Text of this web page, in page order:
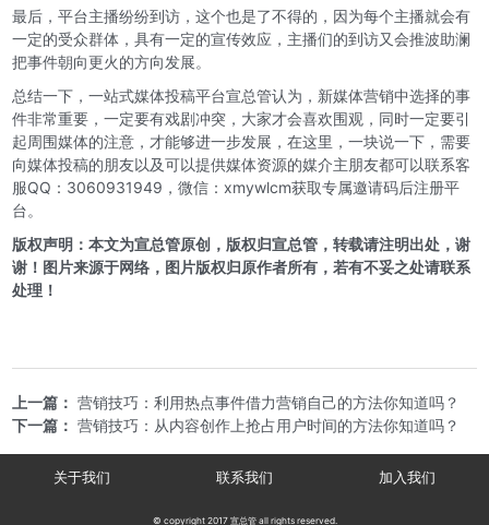
最后，平台主播纷纷到访，这个也是了不得的，因为每个主播就会有
一定的受众群体，具有一定的宣传效应，主播们的到访又会推波助澜
把事件朝向更火的方向发展。
总结一下，一站式媒体投稿平台宣总管认为，新媒体营销中选择的事
件非常重要，一定要有戏剧冲突，大家才会喜欢围观，同时一定要引
起周围媒体的注意，才能够进一步发展，在这里，一块说一下，需要
向媒体投稿的朋友以及可以提供媒体资源的媒介主朋友都可以联系客
服QQ：3060931949，微信：xmywlcm获取专属邀请码后注册平
台。
版权声明：本文为宣总管原创，版权归宣总管，转载请注明出处，谢
谢！图片来源于网络，图片版权归原作者所有，若有不妥之处请联系
处理！
上一篇： 营销技巧：利用热点事件借力营销自己的方法你知道吗？
下一篇： 营销技巧：从内容创作上抢占用户时间的方法你知道吗？
关于我们 联系我们 加入我们
© copyright 2017 宣总管 all rights reserved.